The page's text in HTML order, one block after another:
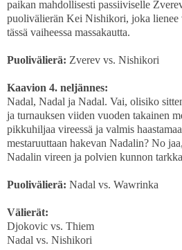
paikan mahdollisesti passiiviselle
puolivälierän Kei Nishikori, joka lienee
tässä vaiheessa massakautta.
Puolivälierä: Zverev vs. Nishikori
Kaavion 4. neljännes:
Nadal, Nadal ja Nadal. Vai, olisiko
ja turnauksen viiden vuoden takainen
pikkuhiljaa vireessä ja valmis
mestaruuttaan hakevan Nadalin? No
Nadalin vireen ja polvien kunnon
Puolivälierä: Nadal vs. Wawrinka
Välierät:
Djokovic vs. Thiem
Nadal vs. Nishikori